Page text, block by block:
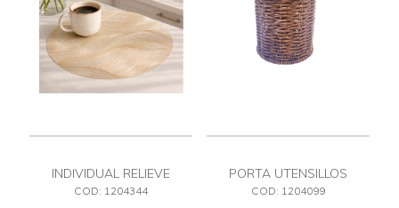
INDIVIDUAL RELIEVE
DORADO PVC
COD: 1204344
PORTA UTENSILLOS
COD: 1204099